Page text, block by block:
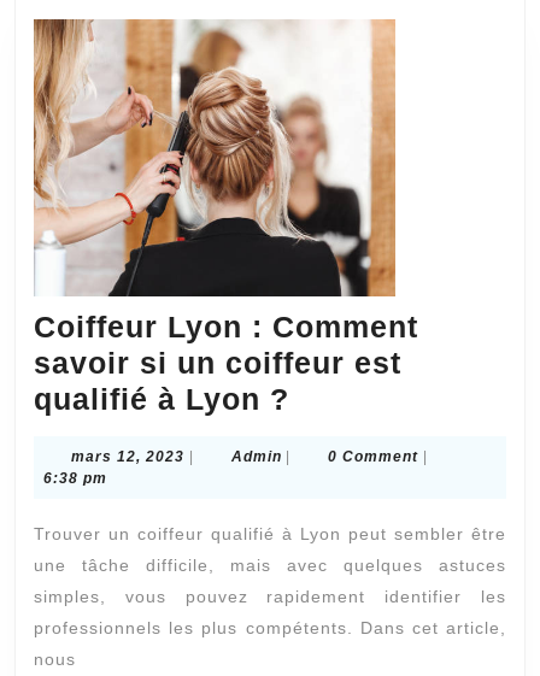
Coiffeur Lyon : Comment
savoir si un coiffeur est
qualifié à Lyon ?
savoir
si
un
mars 12, 2023 mars
AdminAdmin0 Comment
6:38 pm
Trouver un coiffeur qualifié à Lyon peut sembler être
une tâche difficile, mais avec quelques astuces
simples, vous pouvez rapidement identifier les
professionnels les plus compétents. Dans cet article,
nous